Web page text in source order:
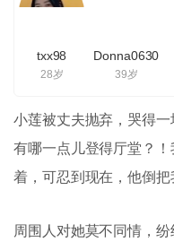
txx98
28岁
Donna0630
39岁
小莲被丈夫抛弃，哭得
有哪一点儿登得厅堂？
着，可忍到现在，他倒把
周围人对她莫不同情，纷